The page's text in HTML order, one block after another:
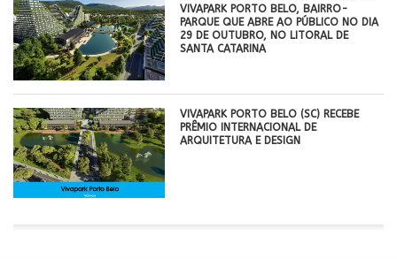
VIVAPARK PORTO BELO, BAIRRO-
PARQUE QUE ABRE AO PÚBLICO NO DIA
29 DE OUTUBRO, NO LITORAL DE
SANTA CATARINA
VIVAPARK PORTO BELO (SC) RECEBE
PRÊMIO INTERNACIONAL DE
ARQUITETURA E DESIGN